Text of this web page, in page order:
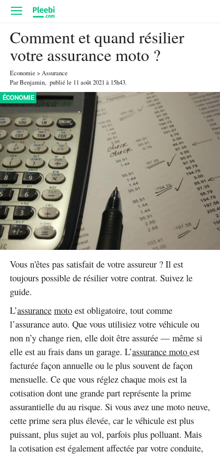
Comment et quand résilier
votre assurance moto ?
Économie > Assurance
ParBenjamin, publié le 11 août 2021 à 15h43.
ÉCONOMIE
Vous n'êtes pas satisfait de votre assureur ? Il est
toujours possible de résilier votre contrat. Suivez le
guide.
L’assurance moto est obligatoire, tout comme
l’assurance auto. Que vous utilisiez votre véhicule ou
non n’y change rien, elle doit être assurée — même si
elle est au frais dans un garage. L’assurance moto est
facturée façon annuelle ou le plus souvent de façon
mensuelle. Ce que vous réglez chaque mois est la
cotisation dont une grande part représente la prime
assurantielle du au risque. Si vous avez une moto neuve,
cette prime sera plus élevée, car le véhicule est plus
puissant, plus sujet au vol, parfois plus polluant. Mais
la cotisation est également affectée par votre conduite,